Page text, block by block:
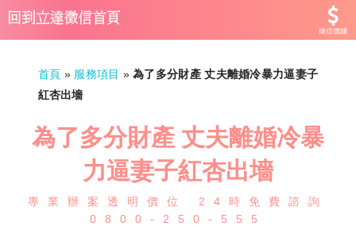
徵信價錢
首頁 » 服務項目 »為了多分財產 丈夫離婚冷暴力逼妻子
紅杏出墻
為了多分財產 丈夫離婚冷暴
力逼妻子紅杏出墻
專業辦案透明價位 24時免費諮詢
0800-250-555